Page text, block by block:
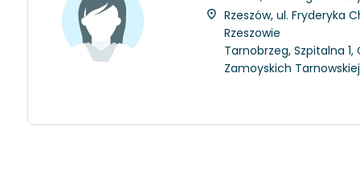
Rzeszów, ul. Fryderyka
Rzeszowie
Tarnobrzeg, Szpitalna
Zamoyskich